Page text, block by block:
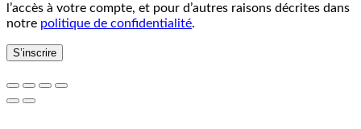
l’accès à votre compte, et pour d’autres raisons décrites dans
notre politique de confidentialité.
S’inscrire